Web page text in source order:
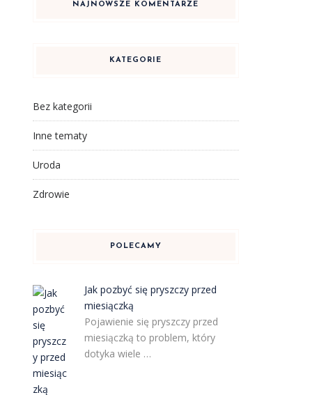
NAJNOWSZE KOMENTARZE
KATEGORIE
Bez kategorii
Inne tematy
Uroda
Zdrowie
POLECAMY
Jak pozbyć się pryszczy przed
miesiączką
Pojawienie się pryszczy przed
miesiączką to problem, który
dotyka wiele …